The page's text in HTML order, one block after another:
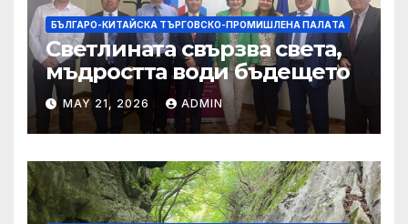
БЪЛГАРО-КИТАЙСКА ТЪРГОВСКО-ПРОМИШЛЕНА ПАЛAТА
Светлината свързва света,
мъдростта води бъдещето
MAY 21, 2026 ADMIN